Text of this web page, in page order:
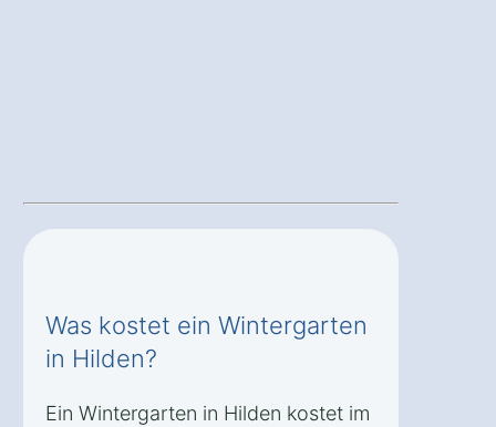
Was kostet ein Wintergarten
in Hilden?
Ein Wintergarten in Hilden kostet im